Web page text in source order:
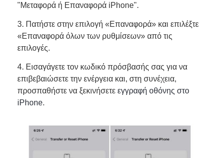
"Μεταφορά ή Επαναφορά iPhone".
3. Πατήστε στην επιλογή «Επαναφορά» και επιλέξτε
«Επαναφορά όλων των ρυθμίσεων» από τις
επιλογές.
4. Εισαγάγετε τον κωδικό πρόσβασής σας για να
επιβεβαιώσετε την ενέργεια και, στη συνέχεια,
προσπαθήστε να ξεκινήσετε εγγραφή οθόνης στο
iPhone.